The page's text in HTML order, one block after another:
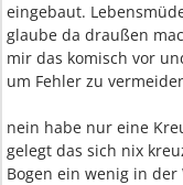
eingebaut.
glaube da draußen
mir das komisch vor
um Fehler zu
nein habe nur eine
gelegt das sich nix
Bogen ein wenig in